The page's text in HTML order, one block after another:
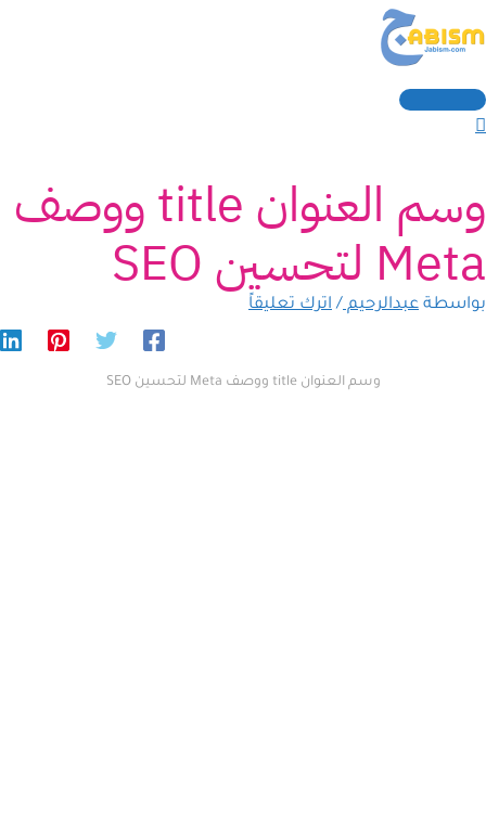
إلى
القائمة
الرئيسية
وسم العنوان title ووصف
Meta لتحسين SEO
بواسطة عبدالرحيم/اترك تعليقاً
وسم العنوان title ووصف Meta لتحسين SEO
هنا...